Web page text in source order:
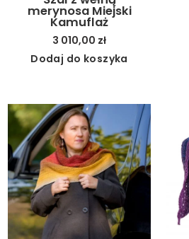
merynosa Miejski
Kamuflaż
3 010,00 zł
Dodaj do koszyka